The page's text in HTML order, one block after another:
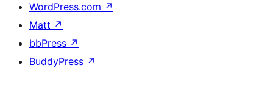
WordPress.com ↗
Matt ↗
bbPress ↗
BuddyPress ↗